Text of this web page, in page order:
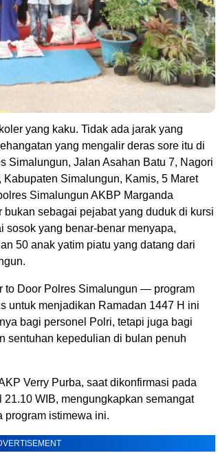
yang kaku. Tidak ada jarak yang
yang mengalir deras sore itu di
Simalungun, Jalan Asahan Batu 7, Nagori
Kabupaten Simalungun, Kamis, 5 Maret
Simalungun AKBP Marganda
bukan sebagai pejabat yang duduk di kursi
yang benar-benar menyapa,
50 anak yatim piatu yang datang dari
to Door Polres Simalungun — program
untuk menjadikan Ramadan 1447 H ini
bagi personel Polri, tetapi juga bagi
sentuhan kepedulian di bulan penuh
Verry Purba, saat dikonfirmasi pada
21.10 WIB, mengungkapkan semangat
program istimewa ini.